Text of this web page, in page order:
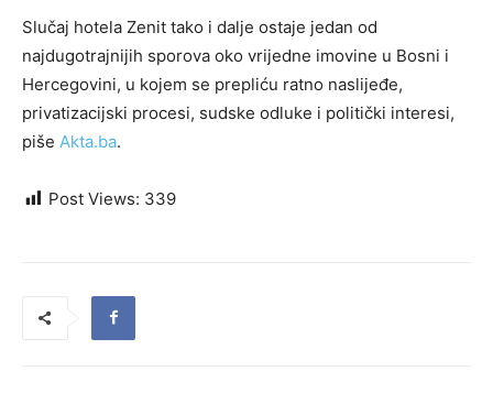
Slučaj hotela Zenit tako i dalje ostaje jedan od
najdugotrajnijih sporova oko vrijedne imovine u Bosni i
Hercegovini, u kojem se prepliću ratno naslijeđe,
privatizacijski procesi, sudske odluke i politički interesi,
piše Akta.ba.
Post Views: 339